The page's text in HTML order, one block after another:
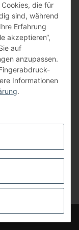
und Irrtümer
die für
sind, während
Erfahrung
akzeptieren“,
auf
anzupassen.
Informationen
.